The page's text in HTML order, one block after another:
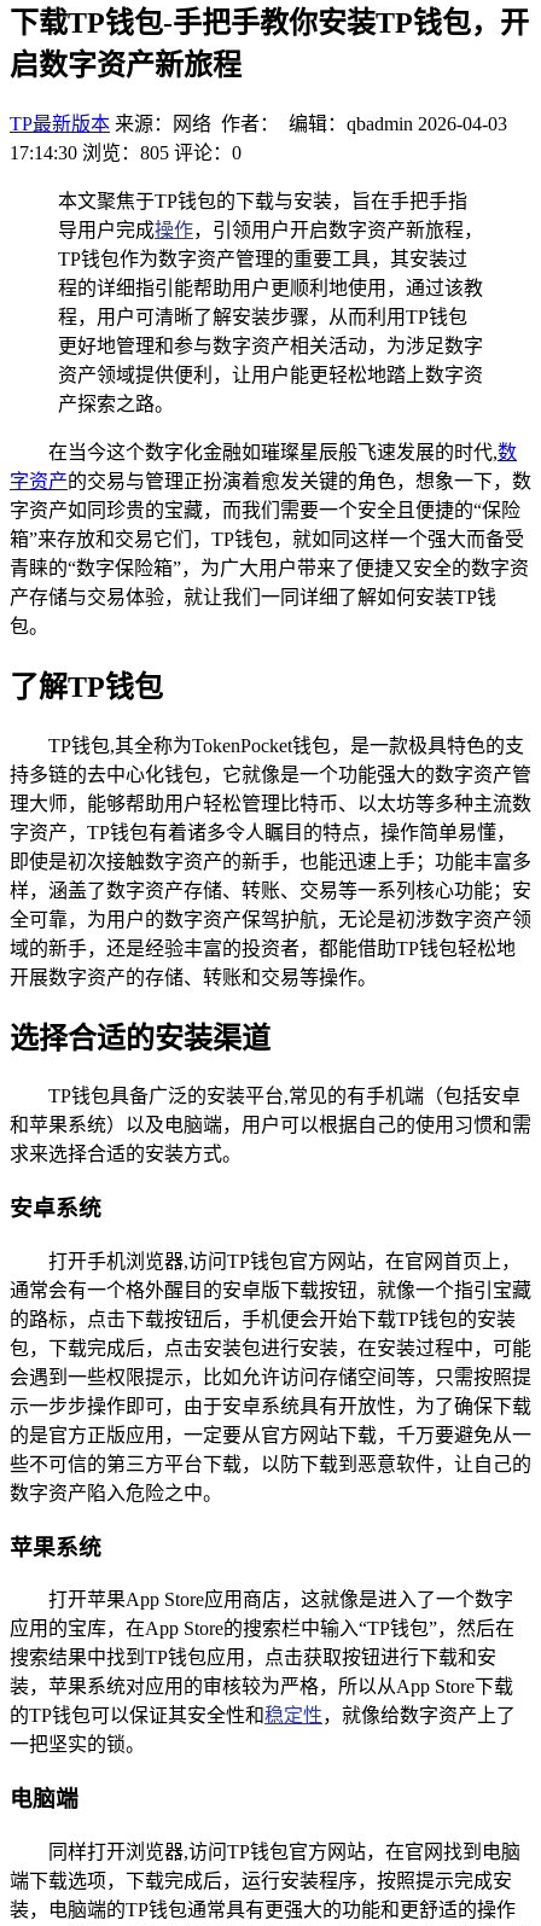
下载TP钱包-手把手教你安装TP钱包，开
启数字资产新旅程
TP最新版本 来源：网络 作者： 编辑：qbadmin 2026-04-03
17:14:30 浏览：805 评论：0
本文聚焦于TP钱包的下载与安装，旨在手把手指
导用户完成操作，引领用户开启数字资产新旅程，
TP钱包作为数字资产管理的重要工具，其安装过
程的详细指引能帮助用户更顺利地使用，通过该教
程，用户可清晰了解安装步骤，从而利用TP钱包
更好地管理和参与数字资产相关活动，为涉足数字
资产领域提供便利，让用户能更轻松地踏上数字资
产探索之路。
在当今这个数字化金融如璀璨星辰般飞速发展的时代,数
字资产的交易与管理正扮演着愈发关键的角色，想象一下，数
字资产如同珍贵的宝藏，而我们需要一个安全且便捷的“保险
箱”来存放和交易它们，TP钱包，就如同这样一个强大而备受
青睐的“数字保险箱”，为广大用户带来了便捷又安全的数字资
产存储与交易体验，就让我们一同详细了解如何安装TP钱
包。
了解TP钱包
TP钱包,其全称为TokenPocket钱包，是一款极具特色的支
持多链的去中心化钱包，它就像是一个功能强大的数字资产管
理大师，能够帮助用户轻松管理比特币、以太坊等多种主流数
字资产，TP钱包有着诸多令人瞩目的特点，操作简单易懂，
即使是初次接触数字资产的新手，也能迅速上手；功能丰富多
样，涵盖了数字资产存储、转账、交易等一系列核心功能；安
全可靠，为用户的数字资产保驾护航，无论是初涉数字资产领
域的新手，还是经验丰富的投资者，都能借助TP钱包轻松地
开展数字资产的存储、转账和交易等操作。
选择合适的安装渠道
TP钱包具备广泛的安装平台,常见的有手机端（包括安卓
和苹果系统）以及电脑端，用户可以根据自己的使用习惯和需
求来选择合适的安装方式。
安卓系统
打开手机浏览器,访问TP钱包官方网站，在官网首页上，
通常会有一个格外醒目的安卓版下载按钮，就像一个指引宝藏
的路标，点击下载按钮后，手机便会开始下载TP钱包的安装
包，下载完成后，点击安装包进行安装，在安装过程中，可能
会遇到一些权限提示，比如允许访问存储空间等，只需按照提
示一步步操作即可，由于安卓系统具有开放性，为了确保下载
的是官方正版应用，一定要从官方网站下载，千万要避免从一
些不可信的第三方平台下载，以防下载到恶意软件，让自己的
数字资产陷入危险之中。
苹果系统
打开苹果App Store应用商店，这就像是进入了一个数字
应用的宝库，在App Store的搜索栏中输入“TP钱包”，然后在
搜索结果中找到TP钱包应用，点击获取按钮进行下载和安
装，苹果系统对应用的审核较为严格，所以从App Store下载
的TP钱包可以保证其安全性和稳定性，就像给数字资产上了
一把坚实的锁。
电脑端
同样打开浏览器,访问TP钱包官方网站，在官网找到电脑
端下载选项，下载完成后，运行安装程序，按照提示完成安
装，电脑端的TP钱包通常具有更强大的功能和更舒适的操作